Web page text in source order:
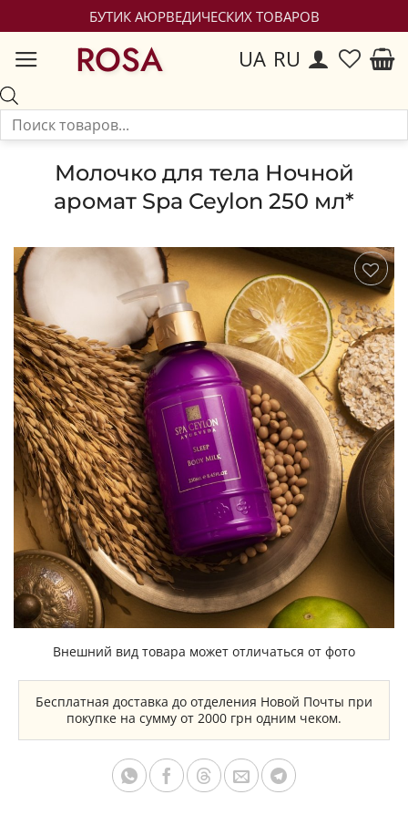
БУТИК АЮРВЕДИЧЕСКИХ ТОВАРОВ
ROSA UA RU
Молочко для тела Ночной
аромат Spa Ceylon 250 мл*
Сохранить
Внешний вид товара может отличаться от фото
Бесплатная доставка до отделения Новой Почты при
покупке на сумму от 2000 грн одним чеком.